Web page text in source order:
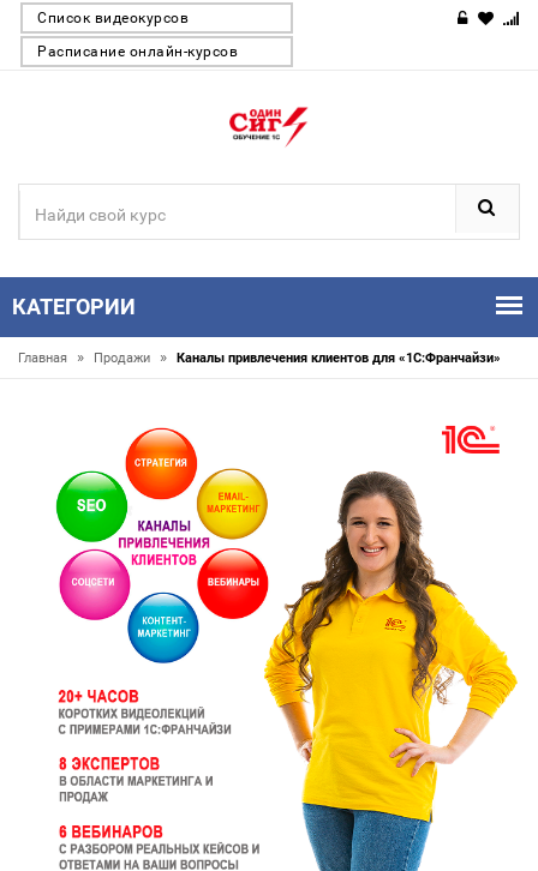
Список видеокурсов
Расписание онлайн-курсов
КАТЕГОРИИ
Главная » Продажи » Каналы привлечения клиентов для «1С:Франчайзи»